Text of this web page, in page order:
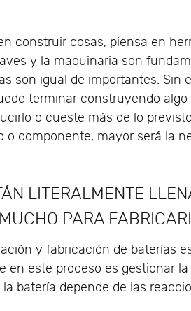
construir cosas, piensa en
y la maquinaria son
son igual de importantes. Sin
terminar construyendo
o cueste más de lo
o componente, mayor será la
LITERALMENTE
PARA
y fabricación de baterías
en este proceso es gestionar
batería depende de las